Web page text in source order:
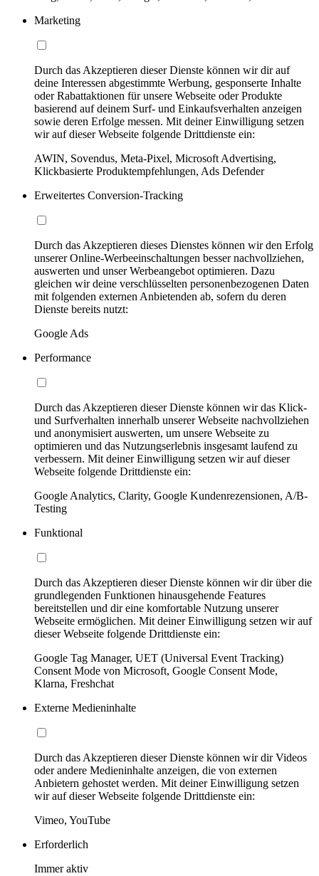
Marketing
Durch das Akzeptieren dieser Dienste können wir dir auf
deine Interessen abgestimmte Werbung, gesponserte Inhalte
oder Rabattaktionen für unsere Webseite oder Produkte
basierend auf deinem Surf- und Einkaufsverhalten anzeigen
sowie deren Erfolge messen. Mit deiner Einwilligung setzen
wir auf dieser Webseite folgende Drittdienste ein:
AWIN, Sovendus, Meta-Pixel, Microsoft Advertising,
Klickbasierte Produktempfehlungen, Ads Defender
Erweitertes Conversion-Tracking
Durch das Akzeptieren dieses Dienstes können wir den Erfolg
unserer Online-Werbeeinschaltungen besser nachvollziehen,
auswerten und unser Werbeangebot optimieren. Dazu
gleichen wir deine verschlüsselten personenbezogenen Daten
mit folgenden externen Anbietenden ab, sofern du deren
Dienste bereits nutzt:
Google Ads
Performance
Durch das Akzeptieren dieser Dienste können wir das Klick-
und Surfverhalten innerhalb unserer Webseite nachvollziehen
und anonymisiert auswerten, um unsere Webseite zu
optimieren und das Nutzungserlebnis insgesamt laufend zu
verbessern. Mit deiner Einwilligung setzen wir auf dieser
Webseite folgende Drittdienste ein:
Google Analytics, Clarity, Google Kundenrezensionen, A/B-
Testing
Funktional
Durch das Akzeptieren dieser Dienste können wir dir über die
grundlegenden Funktionen hinausgehende Features
bereitstellen und dir eine komfortable Nutzung unserer
Webseite ermöglichen. Mit deiner Einwilligung setzen wir auf
dieser Webseite folgende Drittdienste ein:
Google Tag Manager, UET (Universal Event Tracking)
Consent Mode von Microsoft, Google Consent Mode,
Klarna, Freshchat
Externe Medieninhalte
Durch das Akzeptieren dieser Dienste können wir dir Videos
oder andere Medieninhalte anzeigen, die von externen
Anbietern gehostet werden. Mit deiner Einwilligung setzen
wir auf dieser Webseite folgende Drittdienste ein:
Vimeo, YouTube
Erforderlich
Immer aktiv